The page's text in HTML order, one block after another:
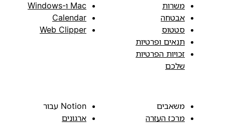
משרות
אבטחה
סטטוס
תנאים ופרטיות
זכויות הפרטיות
שלכם
Mac ו-Windows
Calendar
Web Clipper
משאבים
מרכז העזרה
Notion עבור
ארגונים